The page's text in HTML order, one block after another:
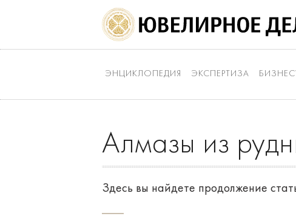
ЭНЦИКЛОПЕДИЯ ЭКСПЕРТИЗА
Алмазы из
Здесь вы найдете продолжение